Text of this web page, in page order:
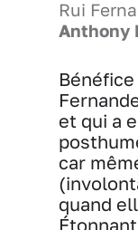
Rui
Anthony
et qui a
car
quand